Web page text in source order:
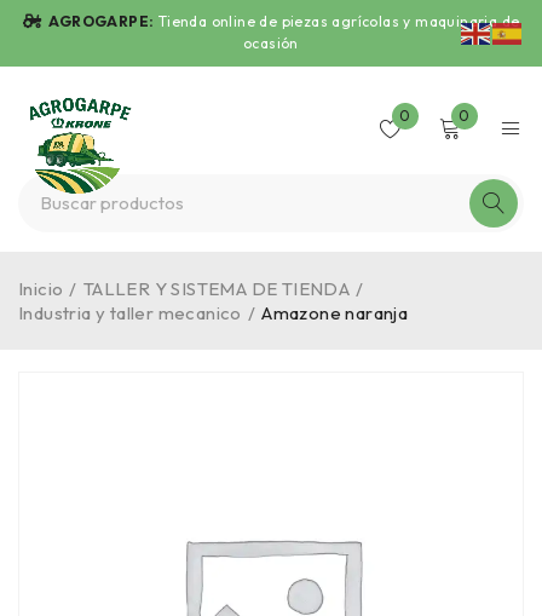
AGROGARPE: Tienda online de piezas agrícolas y maquinaria de
ocasión
0 0
Inicio / TALLER Y SISTEMA DE TIENDA /
Industria y taller mecanico / Amazone naranja